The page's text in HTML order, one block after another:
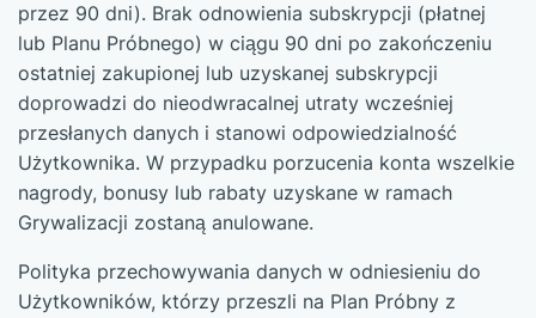
przez 90 dni). Brak odnowienia subskrypcji (płatnej
lub Planu Próbnego) w ciągu 90 dni po zakończeniu
ostatniej zakupionej lub uzyskanej subskrypcji
doprowadzi do nieodwracalnej utraty wcześniej
przesłanych danych i stanowi odpowiedzialność
Użytkownika. W przypadku porzucenia konta wszelkie
nagrody, bonusy lub rabaty uzyskane w ramach
Grywalizacji zostaną anulowane.
Polityka przechowywania danych w odniesieniu do
Użytkowników, którzy przeszli na Plan Próbny z